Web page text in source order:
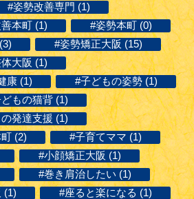
#姿勢改善専門 (1)
本町 (1)
#姿勢本町 (0)
#姿勢矯正大阪 (15)
大阪 (1)
康 (1)
#子どもの姿勢 (1)
もの猫背 (1)
発達支援 (1)
(2)
#子育てママ (1)
#小顔矯正大阪 (1)
#巻き肩治したい (1)
(1)
#座ると楽になる (1)